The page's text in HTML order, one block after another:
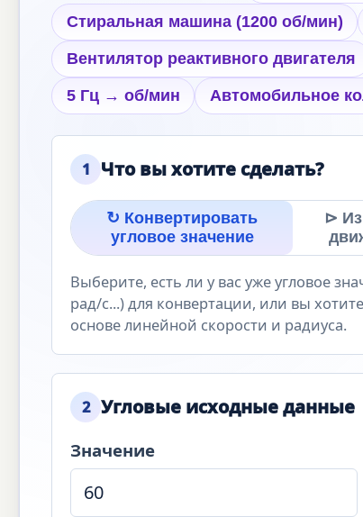
Стиральная машина (1200 об/мин)
Вентилятор реактивного двигателя
5 Гц → об/мин Автомобильное
1 Что вы хотите сделать?
↻ Конвертировать
угловое значение
⊳
Выберите, есть ли у вас уже угловое
рад/с...) для конвертации, или вы
основе линейной скорости и радиуса.
2 Угловые исходные данные
Значение